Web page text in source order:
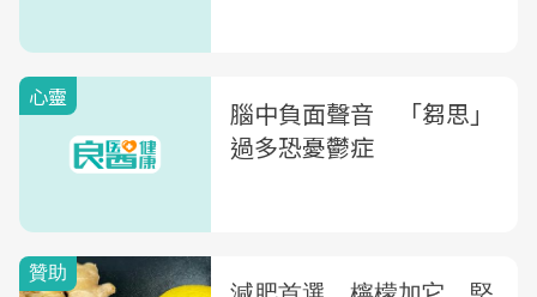
心靈
腦中負面聲音 「芻思」
過多恐憂鬱症